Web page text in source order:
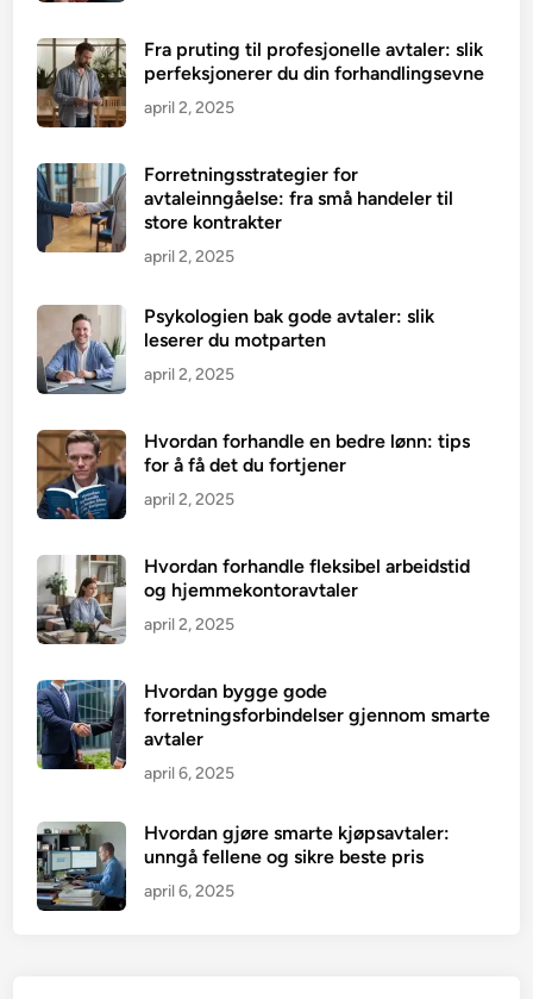
Fra pruting til profesjonelle avtaler: slik
perfeksjonerer du din forhandlingsevne
april 2, 2025
Forretningsstrategier for
avtaleinngåelse: fra små handeler til
store kontrakter
april 2, 2025
Psykologien bak gode avtaler: slik
leserer du motparten
april 2, 2025
Hvordan forhandle en bedre lønn: tips
for å få det du fortjener
april 2, 2025
Hvordan forhandle fleksibel arbeidstid
og hjemmekontoravtaler
april 2, 2025
Hvordan bygge gode
forretningsforbindelser gjennom smarte
avtaler
april 6, 2025
Hvordan gjøre smarte kjøpsavtaler:
unngå fellene og sikre beste pris
april 6, 2025